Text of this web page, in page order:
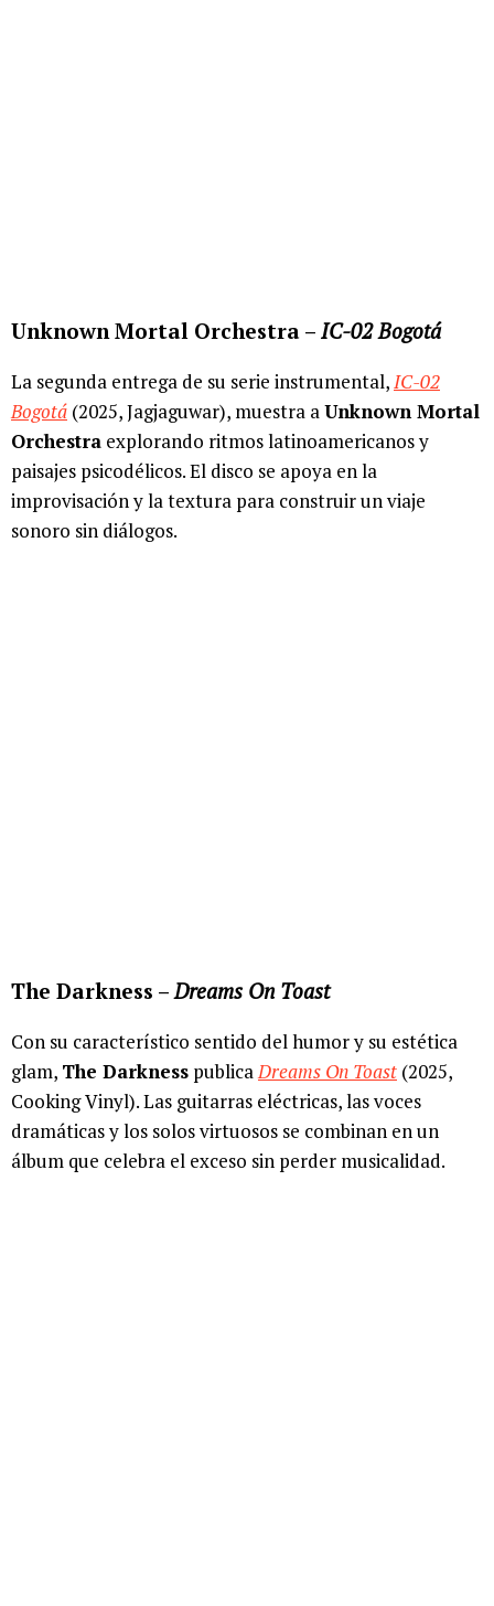
Unknown Mortal Orchestra – IC-02 Bogotá
La segunda entrega de su serie instrumental,IC-02
Bogotá (2025, Jagjaguwar), muestra aUnknown Mortal
Orchestra explorando ritmos latinoamericanos y
paisajes psicodélicos. El disco se apoya en la
improvisación y la textura para construir un viaje
sonoro sin diálogos.
The Darkness –Dreams On Toast
Con su característico sentido del humor y su estética
glam, The Darkness publicaDreams On Toast (2025,
Cooking Vinyl). Las guitarras eléctricas, las voces
dramáticas y los solos virtuosos se combinan en un
álbum que celebra el exceso sin perder musicalidad.